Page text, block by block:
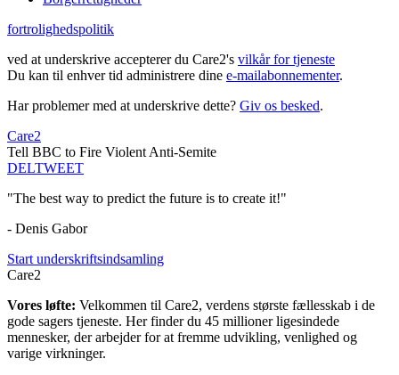
fortrolighedspolitik
ved at underskrive accepterer du Care2's vilkår for tjeneste
Du kan til enhver tid administrere dine e-mailabonnementer.
Har problemer med at underskrive dette? Giv os besked.
Care2
Tell BBC to Fire Violent Anti-Semite
DELTWEET
"The best way to predict the future is to create it!"
- Denis Gabor
Start underskriftsindsamling
Care2
Vores løfte: Velkommen til Care2, verdens største fællesskab i de
gode sagers tjeneste. Her finder du 45 millioner ligesindede
mennesker, der arbejder for at fremme udvikling, venlighed og
varige virkninger.